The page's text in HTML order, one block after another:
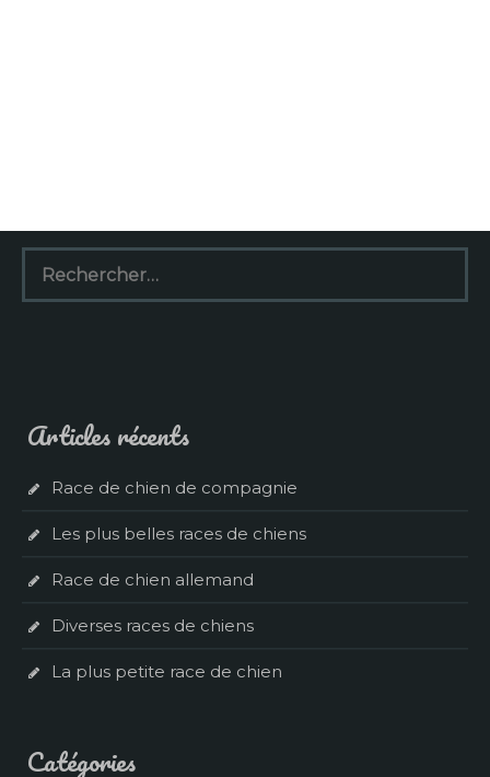
Rechercher :
Articles récents
Race de chien de compagnie
Les plus belles races de chiens
Race de chien allemand
Diverses races de chiens
La plus petite race de chien
Catégories